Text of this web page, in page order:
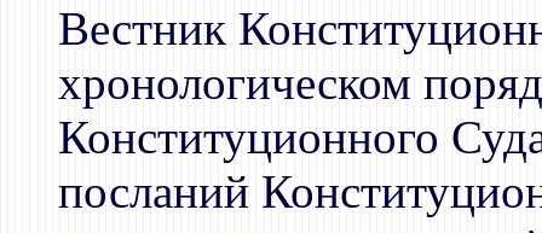
Вестник
хронологическом
Конституционного
посланий